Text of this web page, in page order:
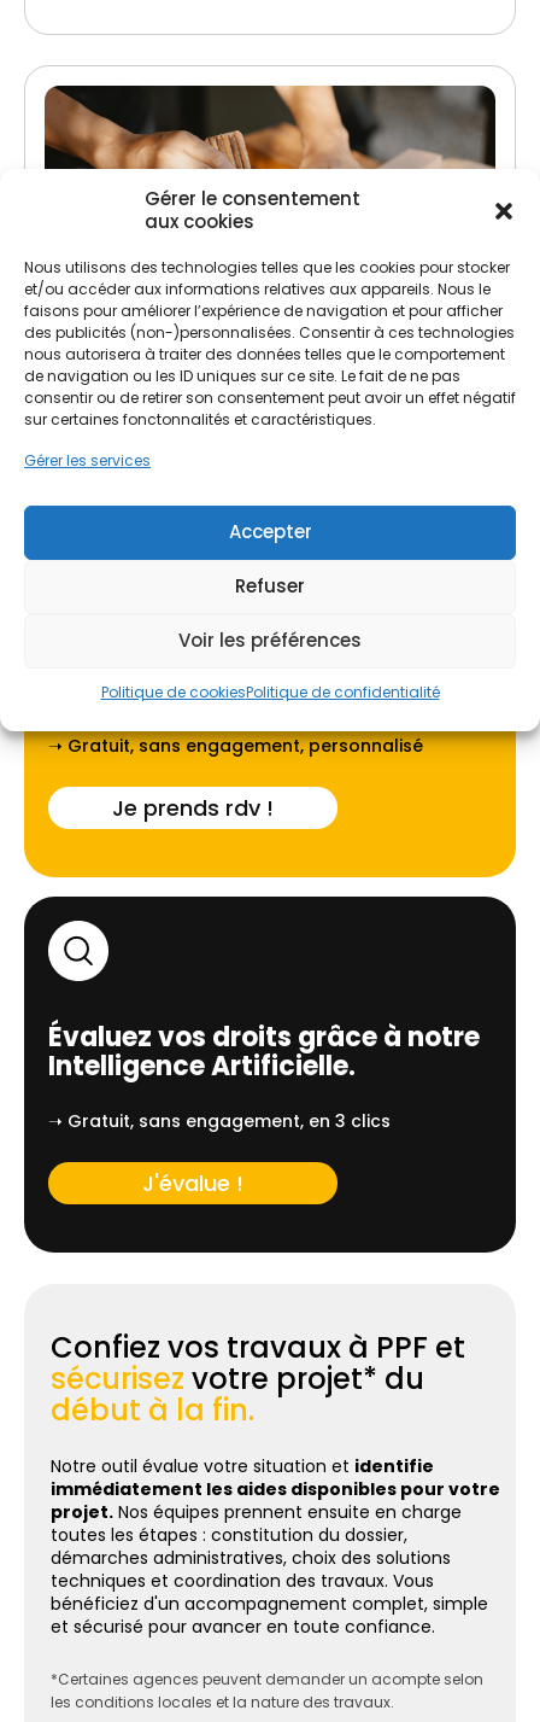
Gérer le consentement
aux cookies
Nous utilisons des technologies telles que les cookies pour stocker
et/ou accéder aux informations relatives aux appareils. Nous le
faisons pour améliorer l’expérience de navigation et pour afficher
des publicités (non-)personnalisées. Consentir à ces technologies
nous autorisera à traiter des données telles que le comportement
de navigation ou les ID uniques sur ce site. Le fait de ne pas
consentir ou de retirer son consentement peut avoir un effet négatif
sur certaines fonctonnalités et caractéristiques.
Gérer les services
Accepter
Refuser
Voir les préférences
Politique de cookiesPolitique de confidentialité
Traitement de charpente
Lutte contre les insectes xylophages et
champignons
Préservation et renforcement de la structure
Faites-vous guider par l'un de
nos experts locaux àTroyes.
➝ Gratuit, sans engagement, personnalisé
Je prends rdv !
Évaluez vos droits grâce à notre
Intelligence Artificielle.
➝ Gratuit, sans engagement, en 3 clics
J'évalue !
Confiez vos travaux à PPF et
sécurisez votre projet* du
début à la fin.
Notre outil évalue votre situation et identifie
immédiatement les aides disponibles pour votre
projet. Nos équipes prennent ensuite en charge
toutes les étapes : constitution du dossier,
démarches administratives, choix des solutions
techniques et coordination des travaux. Vous
bénéficiez d'un accompagnement complet, simple
et sécurisé pour avancer en toute confiance.
*Certaines agences peuvent demander un acompte selon
les conditions locales et la nature des travaux.